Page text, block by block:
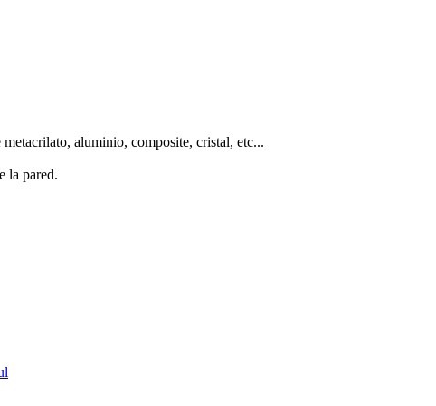
aluminio, composite, cristal, etc...
la pared.